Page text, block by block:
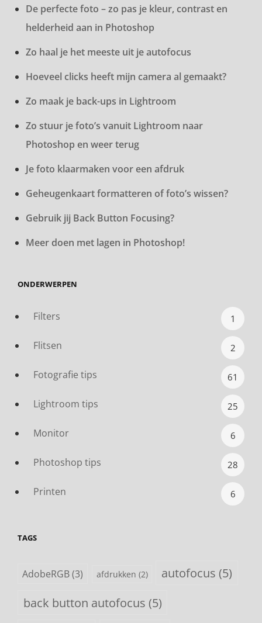
De perfecte foto – zo pas je kleur, contrast en
helderheid aan in Photoshop
Zo haal je het meeste uit je autofocus
Hoeveel clicks heeft mijn camera al gemaakt?
Zo maak je back-ups in Lightroom
Zo stuur je foto’s vanuit Lightroom naar
Photoshop en weer terug
Je foto klaarmaken voor een afdruk
Geheugenkaart formatteren of foto’s wissen?
Gebruik jij Back Button Focusing?
Meer doen met lagen in Photoshop!
ONDERWERPEN
Filters 1
Flitsen 2
Fotografie tips 61
Lightroom tips 25
Monitor 6
Photoshop tips 28
Printen 6
TAGS
AdobeRGB(3) afdrukken (2) autofocus (5)
back button autofocus (5)